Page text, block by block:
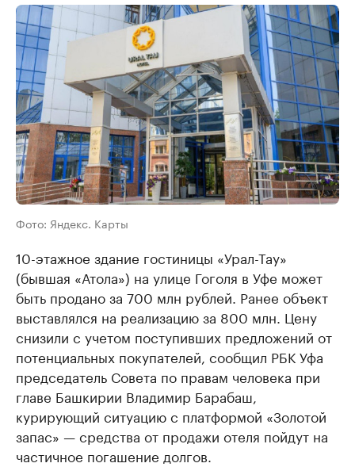
Фото: Яндекс. Карты
10-этажное здание гостиницы «Урал-Тау»
(бывшая «Атола») на улице Гоголя в Уфе может
быть продано за 700 млн рублей. Ранее объект
выставлялся на реализацию за 800 млн. Цену
снизили с учетом поступивших предложений от
потенциальных покупателей, сообщил РБК Уфа
председатель Совета по правам человека при
главе Башкирии Владимир Барабаш,
курирующий ситуацию с платформой «Золотой
запас» — средства от продажи отеля пойдут на
частичное погашение долгов.